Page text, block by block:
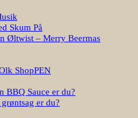
Skum På
Øltwist – Merry Beermas
ShopPEN
BBQ Sauce er du?
er du?